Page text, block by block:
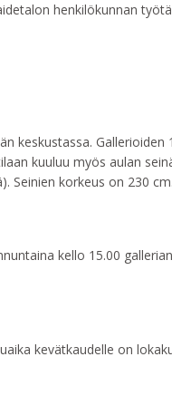
henkilökunnan
keskustassa. Gallerioiden
kuuluu myös aulan
Seinien korkeus on 230 cm.
kello 15.00 gallerian
kevätkaudelle on